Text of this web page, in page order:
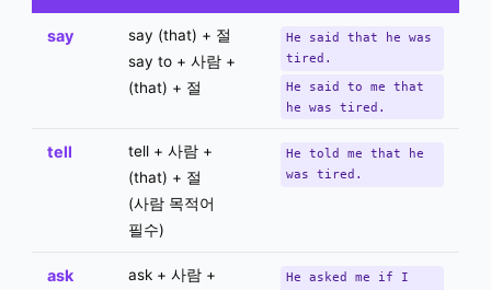
say
say (that) + 절
say to + 사람 +
(that) + 절
He said that he was
tired.
He said to me that
he was tired.
tell
tell + 사람 +
(that) + 절
(사람 목적어
필수)
He told me that he
was tired.
ask
ask + 사람 +
He asked me if I